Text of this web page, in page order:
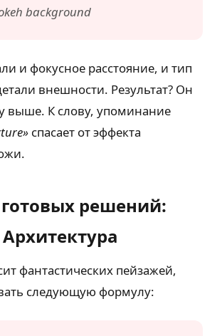
background
и фокусное расстояние, и тип
внешности. Результат? Он
выше. К слову, упоминание
спасает от эффекта
решений:
фантастических пейзажей,
следующую формулу: